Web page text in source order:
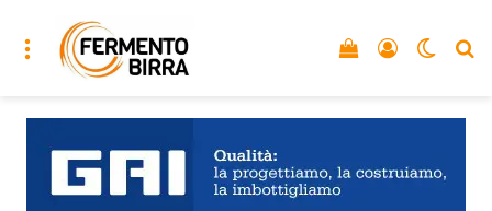
Menu Accedi
Vedi il carrello